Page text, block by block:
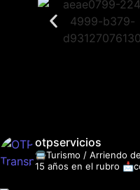
otpservicios
🚍Turismo / Arriendo
15 años en el rubro